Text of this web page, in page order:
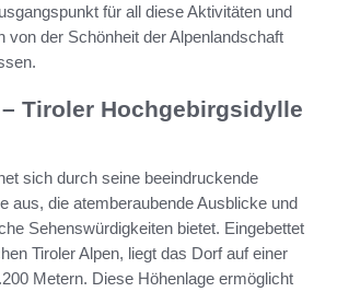
für all diese Aktivitäten und
von der Schönheit der Alpenlandschaft
Tiroler Hochgebirgsidylle
sich durch seine beeindruckende
aus, die atemberaubende Ausblicke und
Sehenswürdigkeiten bietet. Eingebettet
Tiroler Alpen, liegt das Dorf auf einer
Metern. Diese Höhenlage ermöglicht